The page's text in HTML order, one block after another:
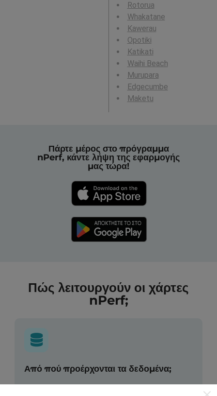
Rotorua
Whakatane
Kawerau
Opotiki
Katikati
Waihi Beach
Murupara
Edgecumbe
Maketu
Πάρτε μέρος στο πρόγραμμα
nPerf, κάντε λήψη της εφαρμογής
μας τώρα!
Πώς λειτουργούν οι χάρτες
nPerf;
Από πού προέρχονται τα δεδομένα;